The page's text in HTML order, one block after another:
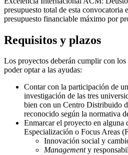
presupuesto total de esta convocatoria
presupuesto financiable máximo por
Requisitos y plazos
Los proyectos deberán cumplir con los
poder optar a las ayudas:
Contar con la participación de
investigación de las tres
bien con un Centro Distribuido
reconocido según la normativa
Enmarcar el proyecto en alguna
Especialización o Focus Areas
Innovación social y
Managementy